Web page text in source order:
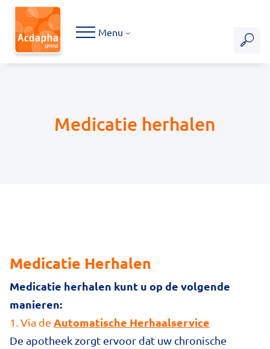
Hoofdmenu
Menu
Medicatie herhalen
Medicatie Herhalen
Medicatie herhalen kunt u op de volgende
manieren:
1. Via de Automatische Herhaalservice
De apotheek zorgt ervoor dat uw chronische